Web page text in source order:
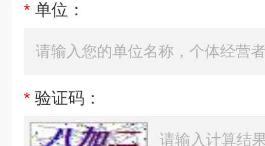
* 单位：
* 验证码：